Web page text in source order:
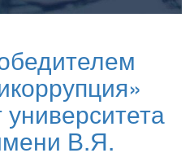
университета
В.Я.